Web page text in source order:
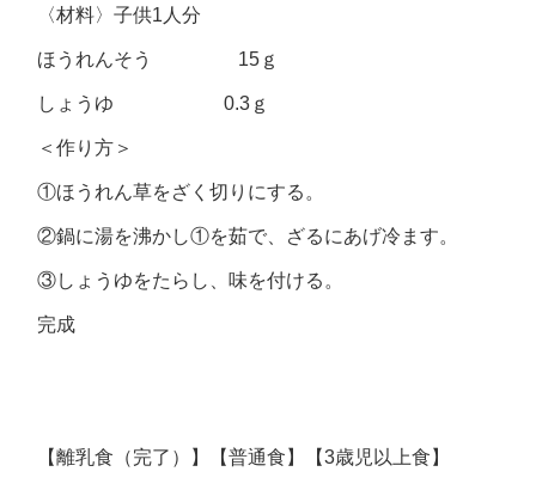
〈材料〉子供1人分
ほうれんそう 15ｇ
しょうゆ 0.3ｇ
＜作り方＞
①ほうれん草をざく切りにする。
②鍋に湯を沸かし①を茹で、ざるにあげ冷ます。
③しょうゆをたらし、味を付ける。
完成
【離乳食（完了）】【普通食】【3歳児以上食】